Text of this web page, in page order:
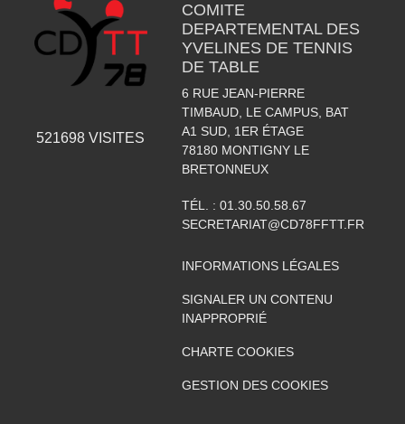
521698 VISITES
COMITE
DEPARTEMENTAL DES
YVELINES DE TENNIS
DE TABLE
6 RUE JEAN-PIERRE
TIMBAUD, LE CAMPUS, BAT
A1 SUD, 1ER ÉTAGE
78180 MONTIGNY LE
BRETONNEUX
TÉL. : 01.30.50.58.67
SECRETARIAT@CD78FFTT.FR
INFORMATIONS LÉGALES
SIGNALER UN CONTENU
INAPPROPRIÉ
CHARTE COOKIES
GESTION DES COOKIES